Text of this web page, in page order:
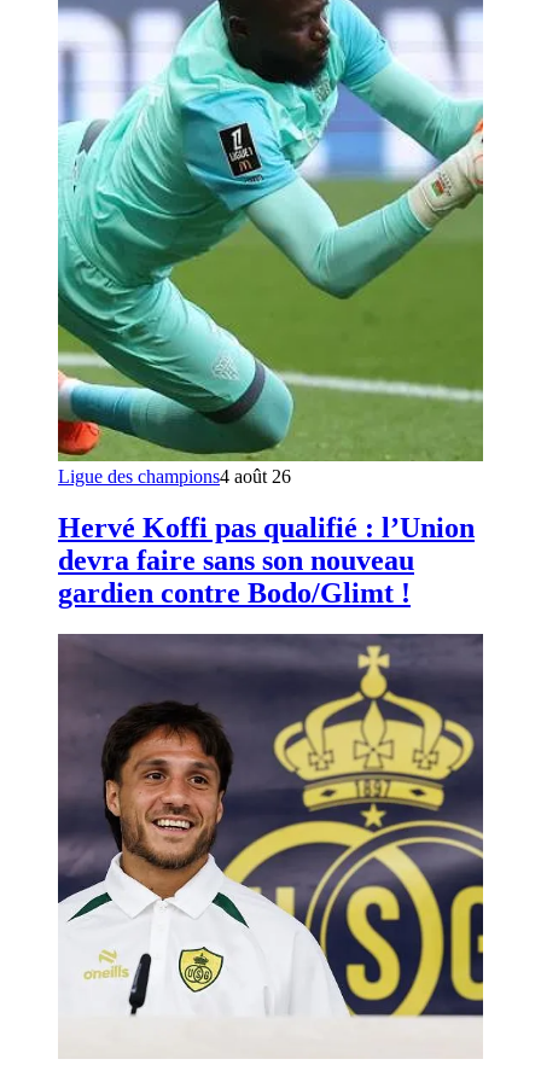
Ligue des champions4 août 26
Hervé Koffi pas qualifié : l’Union
devra faire sans son nouveau
gardien contre Bodo/Glimt !